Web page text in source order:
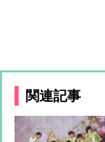
関連記事